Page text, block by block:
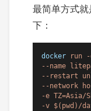
最简单方式
下：
docker
run
--name
--restart
--network
-e TZ=Asia/
-v $(pwd)/